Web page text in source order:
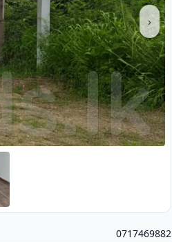
›
0717469882